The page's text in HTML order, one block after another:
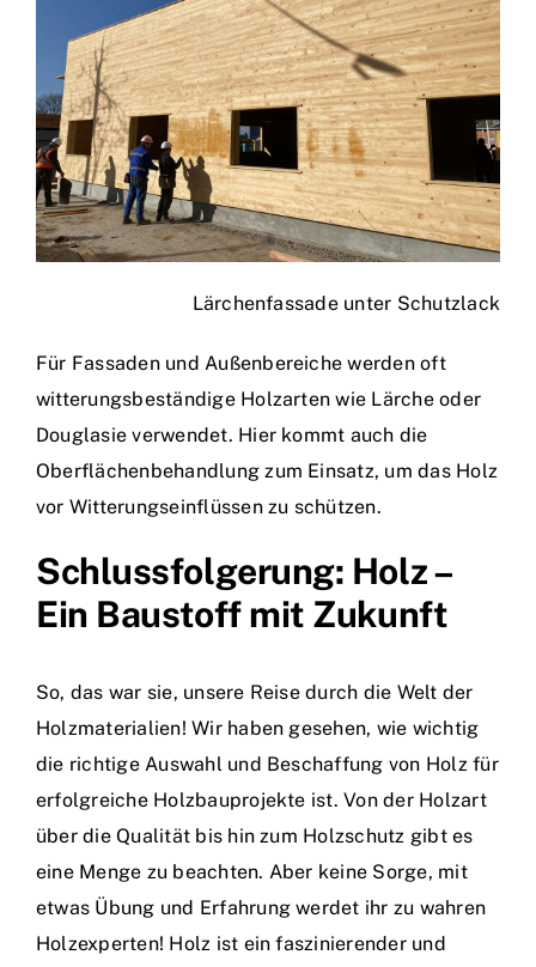
Lärchenfassade unter Schutzlack
Für Fassaden und Außenbereiche werden oft
witterungsbeständige Holzarten wie Lärche oder
Douglasie verwendet. Hier kommt auch die
Oberflächenbehandlung zum Einsatz, um das Holz
vor Witterungseinflüssen zu schützen.
Schlussfolgerung: Holz –
Ein Baustoff mit Zukunft
So, das war sie, unsere Reise durch die Welt der
Holzmaterialien! Wir haben gesehen, wie wichtig
die richtige Auswahl und Beschaffung von Holz für
erfolgreiche Holzbauprojekte ist. Von der Holzart
über die Qualität bis hin zum Holzschutz gibt es
eine Menge zu beachten. Aber keine Sorge, mit
etwas Übung und Erfahrung werdet ihr zu wahren
Holzexperten! Holz ist ein faszinierender und